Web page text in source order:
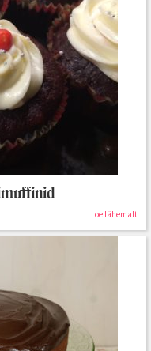
Loe lähemalt